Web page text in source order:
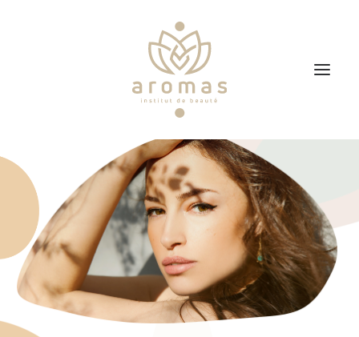
Soins
Je veux faire un bon cadeau
Plan d’accès
Prendre RDV